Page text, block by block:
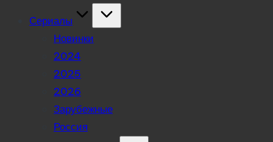
Сериалы
Новинки
2024
2025
2026
Зарубежные
Россия